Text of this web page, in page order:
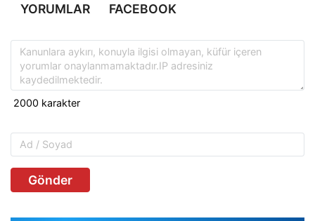
YORUMLAR FACEBOOK
Gönder